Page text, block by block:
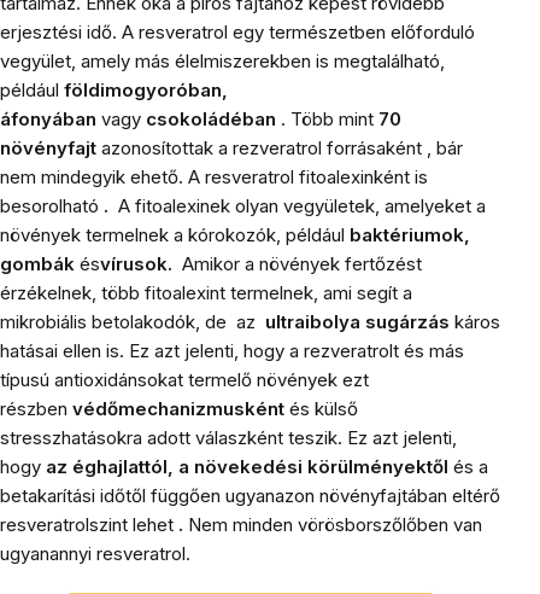
erjesztési idő. A resveratrol egy természetben előforduló
vegyület, amely más élelmiszerekben is megtalálható,
például földimogyoróban,
áfonyában vagy csokoládéban . Több mint 70
növényfajt azonosítottak a rezveratrol forrásaként , bár
nem mindegyik ehető. A resveratrol fitoalexinként is
besorolható . A fitoalexinek olyan vegyületek, amelyeket a
növények termelnek a kórokozók, például baktériumok,
gombák ésvírusok. Amikor a növények fertőzést
érzékelnek, több fitoalexint termelnek, ami segít a
mikrobiális betolakodók, de az ultraibolya sugárzás káros
hatásai ellen is. Ez azt jelenti, hogy a rezveratrolt és más
típusú antioxidánsokat termelő növények ezt
részben védőmechanizmusként és külső
stresszhatásokra adott válaszként teszik. Ez azt jelenti,
hogy az éghajlattól, a növekedési körülményektől és a
betakarítási időtől függően ugyanazon növényfajtában eltérő
resveratrolszint lehet . Nem minden vörösborszőlőben van
ugyanannyi resveratrol.